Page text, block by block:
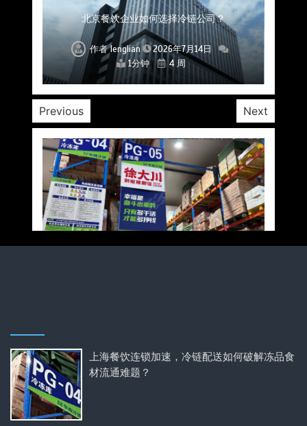
上海餐饮连锁加速，冷链配送如何破解冻品食材
流通难题？
作者lenglian
2026年7月14日
1分钟
4 周
杭州中央厨房布局餐饮连锁，冷链配送如何打通
关键一环
作者lenglian
2026年7月14日
1分钟
4 周
北京餐饮企业如何选择冷链公司？
作者lenglian
2026年7月14日
1分钟
4 周
深圳冷链物流如何护航餐饮连锁？冻品食材流通
全解析
作者lenglian
2026年7月14日
1分钟
4 周
北京餐饮仓配一体化的核心价值与落地实践解析
作者lenglian
2026年7月14日
1分钟
4 周
武汉冻品配送三要素：控温、时效、低成本如何
兼得？
作者lenglian
2026年7月14日
1分钟
4 周
重庆冷链布局解冻食材运输密码，餐饮连锁如何
稳控品质？
作者lenglian
2026年7月14日
1分钟
4 周
Previous Next
上海餐饮连锁加速，冷链配送如何破解冻品食
材流通难题？